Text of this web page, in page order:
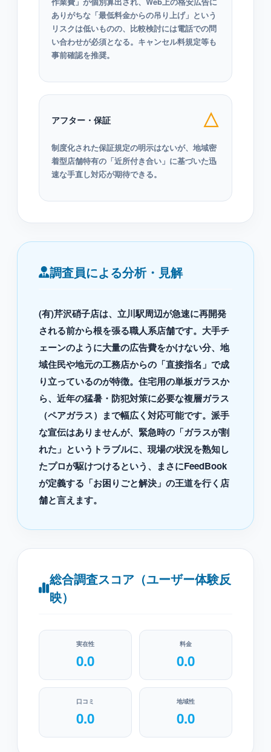
ありがちな「最低料金からの吊り上げ」という
リスクは低いものの、比較検討には電話での問
い合わせが必須となる。キャンセル料規定等も
事前確認を推奨。
アフター・保証 △
制度化された保証規定の明示はないが、地域密
着型店舗特有の「近所付き合い」に基づいた迅
速な手直し対応が期待できる。
調査員による分析・見解
(有)芹沢硝子店は、立川駅周辺が急速に再開発
される前から根を張る職人系店舗です。大手チ
ェーンのように大量の広告費をかけない分、地
域住民や地元の工務店からの「直接指名」で成
り立っているのが特徴。住宅用の単板ガラスか
ら、近年の猛暑・防犯対策に必要な複層ガラス
（ペアガラス）まで幅広く対応可能です。派手
な宣伝はありませんが、緊急時の「ガラスが割
れた」というトラブルに、現場の状況を熟知し
たプロが駆けつけるという、まさにFeedBook
が定義する「お困りごと解決」の王道を行く店
舗と言えます。
総合調査スコア（ユーザー体験反
映）
実在性
0.0
料金
0.0
口コミ
0.0
地域性
0.0